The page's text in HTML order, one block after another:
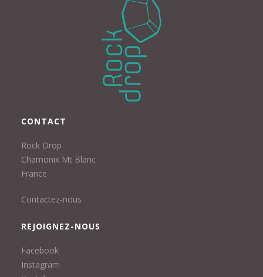
CONTACT
Rock Drop
Chamonix Mt Blanc
France
Contactez-nous
REJOIGNEZ-NOUS
Facebook
Instagram